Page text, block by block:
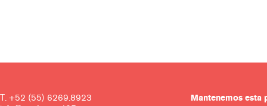
T. +52 (55) 6269.8923
Mantenemos